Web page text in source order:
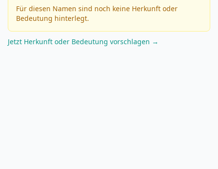
Für diesen Namen sind noch keine Herkunft oder
Bedeutung hinterlegt.
Jetzt Herkunft oder Bedeutung vorschlagen →